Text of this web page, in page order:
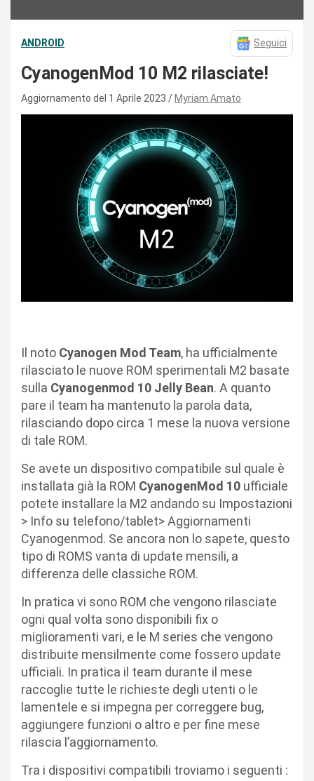
ANDROID Seguici
CyanogenMod 10 M2 rilasciate!
Aggiornamento del 1 Aprile 2023 Myriam Amato
Il noto Cyanogen Mod Team, ha ufficialmente
rilasciato le nuove ROM sperimentali M2 basate
sulla Cyanogenmod 10 Jelly Bean. A quanto
pare il team ha mantenuto la parola data,
rilasciando dopo circa 1 mese la nuova versione
di tale ROM.
Se avete un dispositivo compatibile sul quale è
installata già la ROM CyanogenMod 10 ufficiale
potete installare la M2 andando su Impostazioni
> Info su telefono/tablet> Aggiornamenti
Cyanogenmod. Se ancora non lo sapete, questo
tipo di ROMS vanta di update mensili, a
differenza delle classiche ROM.
In pratica vi sono ROM che vengono rilasciate
ogni qual volta sono disponibili fix o
miglioramenti vari, e le M series che vengono
distribuite mensilmente come fossero update
ufficiali. In pratica il team durante il mese
raccoglie tutte le richieste degli utenti o le
lamentele e si impegna per correggere bug,
aggiungere funzioni o altro e per fine mese
rilascia l’aggiornamento.
Tra i dispositivi compatibili troviamo i seguenti :